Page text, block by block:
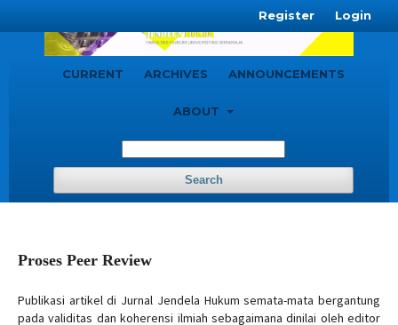
CURRENT ARCHIVES ANNOUNCEMENTS
ABOUT
Search
Register Login
Proses Peer Review
Publikasi artikel di Jurnal Jendela Hukum semata-mata bergantung
pada validitas dan koherensi ilmiah sebagaimana dinilai oleh editor